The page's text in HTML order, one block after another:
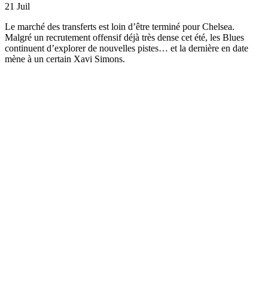
21 Juil
Le marché des transferts est loin d’être terminé pour Chelsea.
Malgré un recrutement offensif déjà très dense cet été, les Blues
continuent d’explorer de nouvelles pistes… et la dernière en date
mène à un certain Xavi Simons.